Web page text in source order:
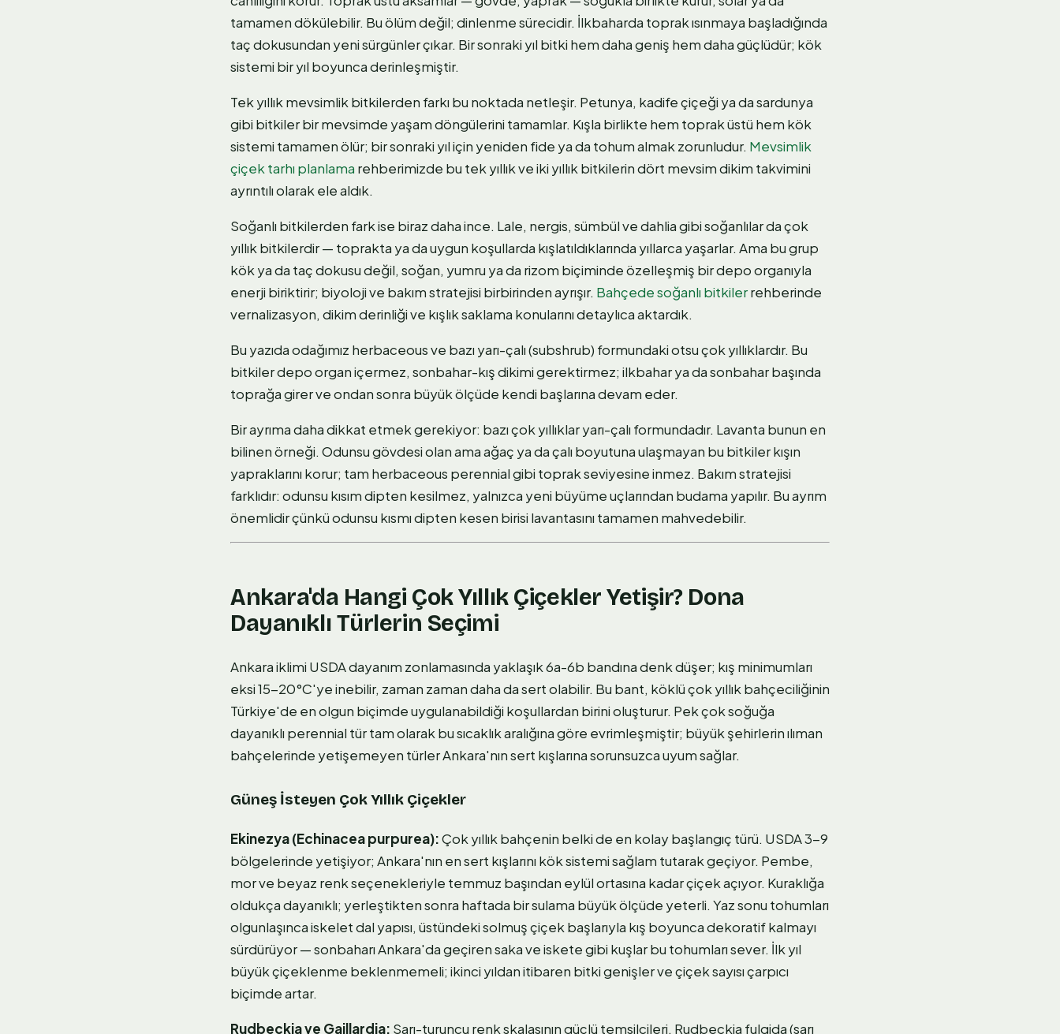
tamamen dökülebilir. Bu ölüm değil; dinlenme sürecidir. İlkbaharda toprak ısınmaya başladığında
taç dokusundan yeni sürgünler çıkar. Bir sonraki yıl bitki hem daha geniş hem daha güçlüdür; kök
sistemi bir yıl boyunca derinleşmiştir.
Tek yıllık mevsimlik bitkilerden farkı bu noktada netleşir. Petunya, kadife çiçeği ya da sardunya
gibi bitkiler bir mevsimde yaşam döngülerini tamamlar. Kışla birlikte hem toprak üstü hem kök
sistemi tamamen ölür; bir sonraki yıl için yeniden fide ya da tohum almak zorunludur. Mevsimlik
çiçek tarhı planlama rehberimizde bu tek yıllık ve iki yıllık bitkilerin dört mevsim dikim takvimini
ayrıntılı olarak ele aldık.
Soğanlı bitkilerden fark ise biraz daha ince. Lale, nergis, sümbül ve dahlia gibi soğanlılar da çok
yıllık bitkilerdir — toprakta ya da uygun koşullarda kışlatıldıklarında yıllarca yaşarlar. Ama bu grup
kök ya da taç dokusu değil, soğan, yumru ya da rizom biçiminde özelleşmiş bir depo organıyla
enerji biriktirir; biyoloji ve bakım stratejisi birbirinden ayrışır. Bahçede soğanlı bitkilerrehberinde
vernalizasyon, dikim derinliği ve kışlık saklama konularını detaylıca aktardık.
Bu yazıda odağımız herbaceous ve bazı yarı-çalı (subshrub) formundaki otsu çok yıllıklardır. Bu
bitkiler depo organ içermez, sonbahar-kış dikimi gerektirmez; ilkbahar ya da sonbahar başında
toprağa girer ve ondan sonra büyük ölçüde kendi başlarına devam eder.
Bir ayrıma daha dikkat etmek gerekiyor: bazı çok yıllıklar yarı-çalı formundadır. Lavanta bunun en
bilinen örneği. Odunsu gövdesi olan ama ağaç ya da çalı boyutuna ulaşmayan bu bitkiler kışın
yapraklarını korur; tam herbaceous perennial gibi toprak seviyesine inmez. Bakım stratejisi
farklıdır: odunsu kısım dipten kesilmez, yalnızca yeni büyüme uçlarından budama yapılır. Bu ayrım
önemlidir çünkü odunsu kısmı dipten kesen birisi lavantasını tamamen mahvedebilir.
Ankara'da Hangi Çok Yıllık Çiçekler Yetişir? Dona
Dayanıklı Türlerin Seçimi
Ankara iklimi USDA dayanım zonlamasında yaklaşık 6a-6b bandına denk düşer; kış minimumları
eksi 15-20°C'ye inebilir, zaman zaman daha da sert olabilir. Bu bant, köklü çok yıllık bahçeciliğinin
Türkiye'de en olgun biçimde uygulanabildiği koşullardan birini oluşturur. Pek çok soğuğa
dayanıklı perennial tür tam olarak bu sıcaklık aralığına göre evrimleşmiştir; büyük şehirlerin ılıman
bahçelerinde yetişemeyen türler Ankara'nın sert kışlarına sorunsuzca uyum sağlar.
Güneş İsteyen Çok Yıllık Çiçekler
Ekinezya (Echinacea purpurea):Çok yıllık bahçenin belki de en kolay başlangıç türü. USDA 3-9
bölgelerinde yetişiyor; Ankara'nın en sert kışlarını kök sistemi sağlam tutarak geçiyor. Pembe,
mor ve beyaz renk seçenekleriyle temmuz başından eylül ortasına kadar çiçek açıyor. Kuraklığa
oldukça dayanıklı; yerleştikten sonra haftada bir sulama büyük ölçüde yeterli. Yaz sonu tohumları
olgunlaşınca iskelet dal yapısı, üstündeki solmuş çiçek başlarıyla kış boyunca dekoratif kalmayı
sürdürüyor — sonbaharı Ankara'da geçiren saka ve iskete gibi kuşlar bu tohumları sever. İlk yıl
büyük çiçeklenme beklenmemeli; ikinci yıldan itibaren bitki genişler ve çiçek sayısı çarpıcı
biçimde artar.
Rudbeckia ve Gaillardia: Sarı-turuncu renk skalasının güçlü temsilcileri. Rudbeckia fulgida (sarı